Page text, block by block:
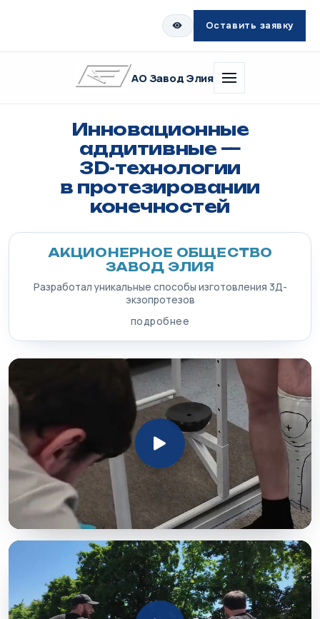
Оставить заявку
АО Завод Элия
Инновационные
аддитивные —
3D-технологии
в протезировании
конечностей
АКЦИОНЕРНОЕ ОБЩЕСТВО
ЗАВОД ЭЛИЯ
Разработал уникальные способы изготовления 3Д-
экзопротезов
подробнее